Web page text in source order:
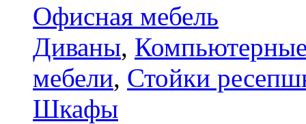
Офисная мебель
Диваны,
мебели, Стойки
Шкафы